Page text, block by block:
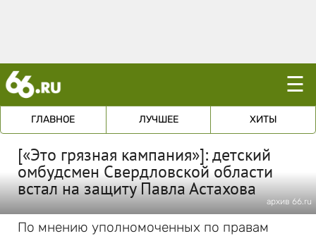
☰
ГЛАВНОЕ ЛУЧШЕЕ ХИТЫ
[«Это грязная кампания»]: детский
омбудсмен Свердловской области
встал на защиту Павла Астахова
архив 66.ru
По мнению уполномоченных по правам